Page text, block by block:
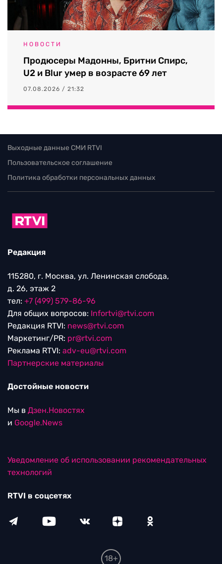
НОВОСТИ
Продюсеры Мадонны, Бритни Спирс,
U2 и Blur умер в возрасте 69 лет
07.08.2026 / 21:32
Выходные данные СМИ RTVI
Пользовательское соглашение
Политика обработки персональных данных
Редакция
115280, г. Москва, ул. Ленинская слобода,
д. 26, этаж 2
тел: +7 (499) 579-86-96
Для общих вопросов: Infortvi@rtvi.com
Редакция RTVI: news@rtvi.com
Маркетинг/PR: pr@rtvi.com
Реклама RTVI: adv-eu@rtvi.com
Партнерские материалы
Достойные новости
Мы в Дзен.Новостях
и Google.News
Уведомление об использовании рекомендательных
технологий
RTVI в соцсетях
18+